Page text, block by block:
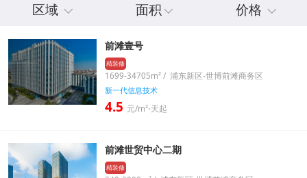
区域 面积 价格
前滩壹号
精装修
1699-34705m² / 浦东新区-世博前滩商务区
新一代信息技术
4.5 元/m²⋅天起
前滩世贸中心二期
精装修